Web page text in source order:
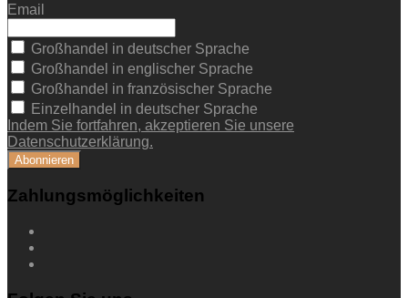
Email
Großhandel in deutscher Sprache
Großhandel in englischer Sprache
Großhandel in französischer Sprache
Einzelhandel in deutscher Sprache
Indem Sie fortfahren, akzeptieren Sie unsere
Datenschutzerklärung.
Zahlungsmöglichkeiten